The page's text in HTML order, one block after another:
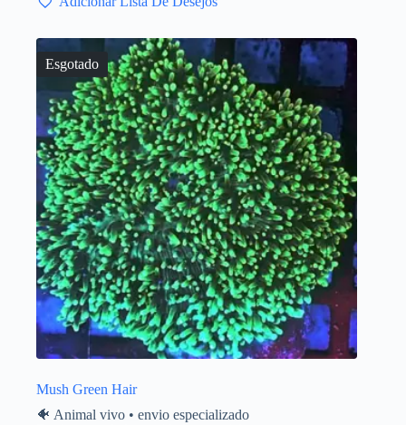
Esgotado
Mush Green Hair
🐠 Animal vivo • envio especializado